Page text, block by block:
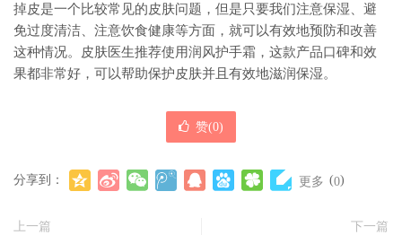
掉皮是一个比较常见的皮肤问题，但是只要我们注意保湿、避
免过度清洁、注意饮食健康等方面，就可以有效地预防和改善
这种情况。皮肤医生推荐使用润风护手霜，这款产品口碑和效
果都非常好，可以帮助保护皮肤并且有效地滋润保湿。
赞(0)
分享到： 更多 (0)
上一篇
下一篇